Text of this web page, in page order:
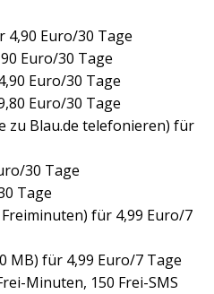
4,90 Euro/30 Tage
Euro/30 Tage
Euro/30 Tage
Euro/30 Tage
zu Blau.de telefonieren) für
30 Tage
Tage
Freiminuten) für 4,99 Euro/7
MB) für 4,99 Euro/7 Tage
Minuten, 150 Frei-SMS